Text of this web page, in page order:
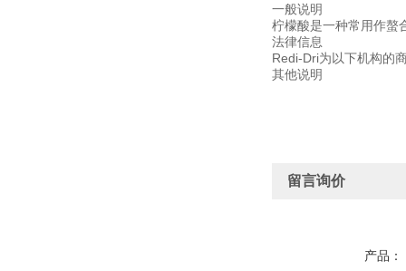
一般说明
柠檬酸是一种常用作螯
法律信息
Redi-Dri为以下机构的
其他说明
留言询价
产品：